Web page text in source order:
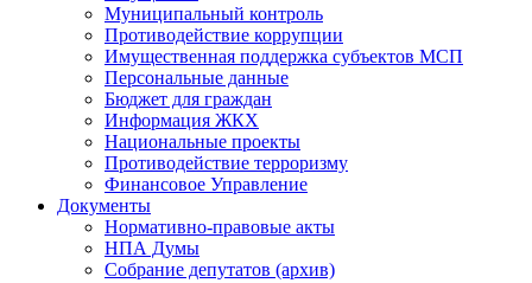
Муниципальный контроль
Противодействие коррупции
Имущественная поддержка субъектов МСП
Персональные данные
Бюджет для граждан
Информация ЖКХ
Национальные проекты
Противодействие терроризму
Финансовое Управление
Документы
Нормативно-правовые акты
НПА Думы
Собрание депутатов (архив)